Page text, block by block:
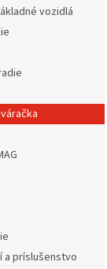
vozidlá
a príslušenstvo